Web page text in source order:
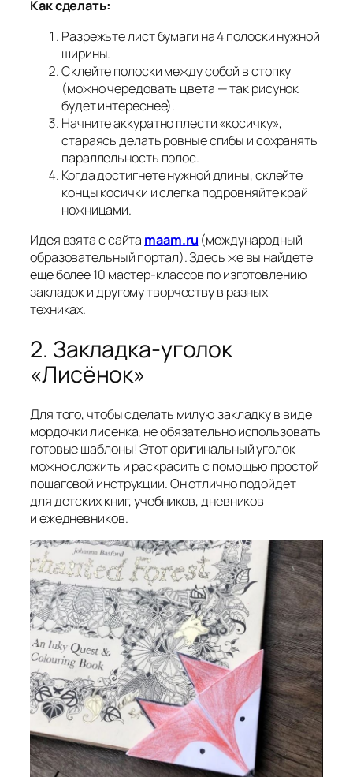
Как сделать:
Разрежьте лист бумаги на 4 полоски нужной
ширины.
Склейте полоски между собой в стопку
(можно чередовать цвета — так рисунок
будет интереснее).
Начните аккуратно плести «косичку»,
стараясь делать ровные сгибы и сохранять
параллельность полос.
Когда достигнете нужной длины, склейте
концы косички и слегка подровняйте край
ножницами.
Идея взята с сайта maam.ru (международный
образовательный портал). Здесь же вы найдете
еще более 10 мастер-классов по изготовлению
закладок и другому творчеству в разных
техниках.
2. Закладка-уголок
«Лисёнок»
Для того, чтобы сделать милую закладку в виде
мордочки лисенка, не обязательно использовать
готовые шаблоны! Этот оригинальный уголок
можно сложить и раскрасить с помощью простой
пошаговой инструкции. Он отлично подойдет
для детских книг, учебников, дневников
и ежедневников.